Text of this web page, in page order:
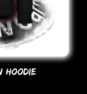
HooDIE